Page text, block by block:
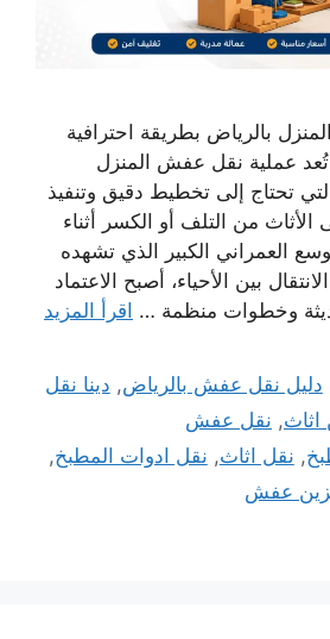
بالرياض بطريقة احترافية
عملية نقل عفش المنزل
تحتاج إلى تخطيط دقيق وتنفيذ
من التلف أو الكسر أثناء
العمراني الكبير الذي تشهده
بين الأحياء، أصبح الاعتماد
وخطوات منظمة … اقرأ المزيد
دليل نقل عفش بالرياض, دينا نقل
اثاث, نقل عفش
, نقل اثاث, نقل ادوات المطبخ,
عفش